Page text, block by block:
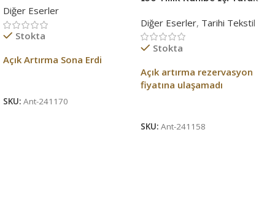
Diğer Eserler
Stokta
Açık Artırma Sona Erdi
SKU: Ant-241170
Diğer Eserler, Tarihi Tekstil
Stokta
Açık artırma rezervasyon
fiyatına ulaşamadı
SKU: Ant-241158